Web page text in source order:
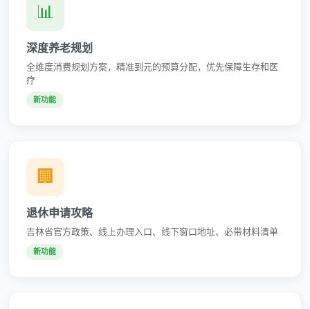
📊
深度养老规划
全维度消费规划方案，精准到元的预算分配，优先保障生存和医
疗
新功能
🏢
退休申请攻略
吉林省官方政策、线上办理入口、线下窗口地址、必带材料清单
新功能